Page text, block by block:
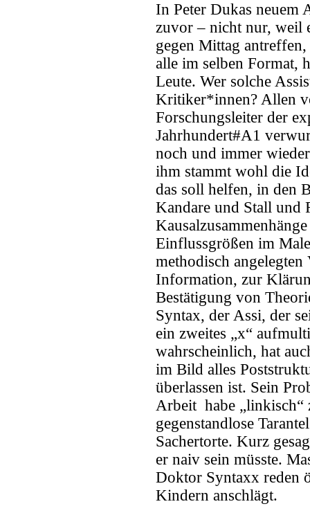
In Peter Dukas neuem
zuvor – nicht nur, weil
gegen Mittag
alle im selben Format,
Leute. Wer solche
Kritiker*innen? Allen
Forschungsleiter der
Jahrhundert#A1
noch und immer
ihm stammt wohl die
das soll helfen, in den
Kandare und Stall und
Einflussgrößen im
methodisch
Information, zur
Bestätigung von
Syntax, der Assi, der
ein zweites „x“
wahrscheinlich, hat
im Bild alles
überlassen ist. Sein
Arbeit habe „linkisch“
gegenstandlose
Sachertorte. Kurz
er naiv sein müsste.
Doktor Syntaxx reden
Kindern anschlägt.